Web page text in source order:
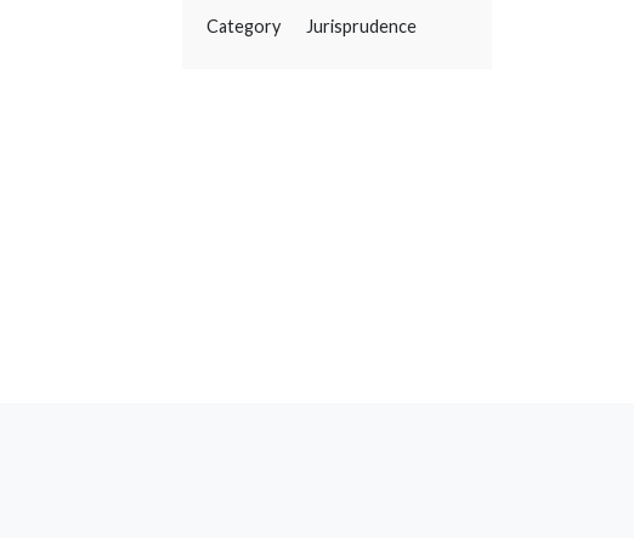
Category
Jurisprudence